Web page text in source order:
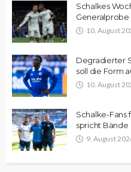
Schalkes
Generalprobe
10. August
Degradierter
soll die Form
10. August
Schalke-Fans
spricht Bände
9. August